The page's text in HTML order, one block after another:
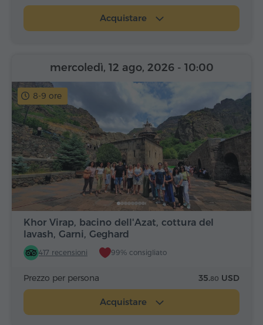
Acquistare
8-9 ore
Khor Virap, bacino dell'Azat, cottura del
lavash, Garni, Geghard
417 recensioni 99% consigliato
mercoledì, 12 ago, 2026 - 10:00
Prezzo per persona 35.80 USD
Acquistare